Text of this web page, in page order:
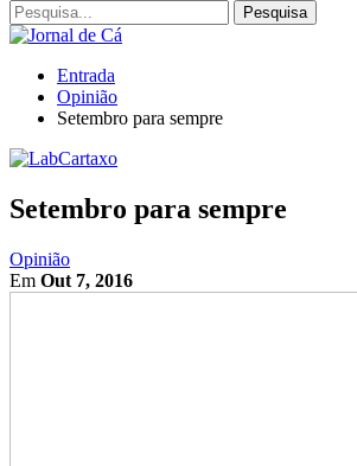
Entrada
Opinião
Setembro para sempre
Setembro para sempre
Opinião
Em Out 7, 2016